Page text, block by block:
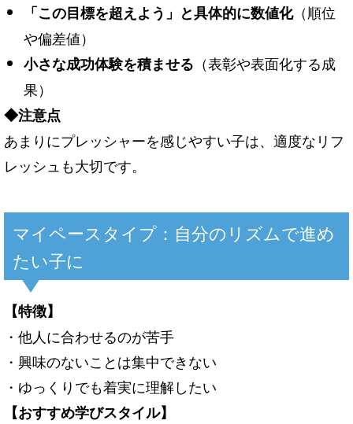
「この目標を超えよう」と具体的に数値化（順位
や偏差値）
小さな成功体験を積ませる （表彰や表面化する成
果）
◆注意点
あまりにプレッシャーを感じやすい子は、適度なリフ
レッシュも大切です。
マイペースタイプ：自分のリズムで進め
たい子に
【特徴】
・他人に合わせるのが苦手
・興味のないことは集中できない
・ゆっくりでも着実に理解したい
【おすすめ学びスタイル】